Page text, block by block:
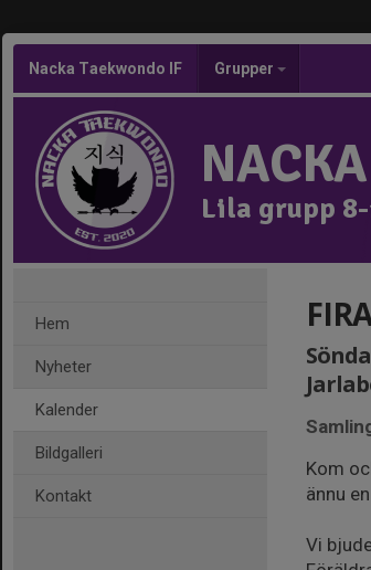
Nacka Taekwondo IF Grupper
Lila grupp
Hem
Nyheter
Kalender
Bildgalleri
Kontakt
Kom
ännu
Vi